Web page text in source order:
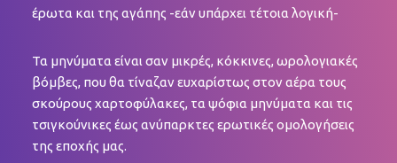
έρωτα και της αγάπης -εάν υπάρχει τέτοια λογική-
Τα μηνύματα είναι σαν μικρές, κόκκινες, ωρολογιακές
βόμβες, που θα τίναζαν ευχαρίστως στον αέρα τους
σκούρους χαρτοφύλακες, τα ψόφια μηνύματα και τις
τσιγκούνικες έως ανύπαρκτες ερωτικές ομολογήσεις
της εποχής μας.